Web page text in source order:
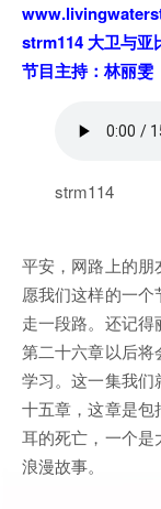
strm114 大卫与亚
节目主持：林丽雯
strm114
平安，网路上的朋
愿我们这样的一
走一段路。还记
第二十六章以后
学习。这一集我们
十五章，这章是
耳的死亡，一个是
浪漫故事。